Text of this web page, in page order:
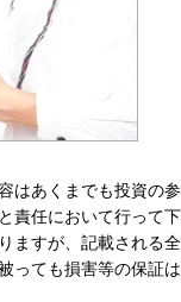
はあくまでも投資の
責任において行って
ますが、記載される
っても損害等の保証